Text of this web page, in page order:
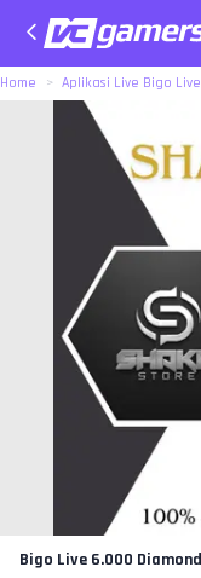
Home Aplikasi Live Bigo Live
Bigo Live 6.000